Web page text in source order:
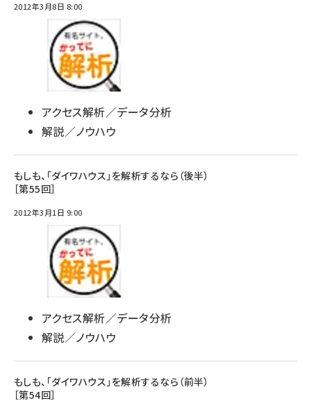
2012年3月8日 8:00
アクセス解析／データ分析
解説／ノウハウ
もしも、「ダイワハウス」を解析するなら（後半）
［第55回］
2012年3月1日 9:00
アクセス解析／データ分析
解説／ノウハウ
もしも、「ダイワハウス」を解析するなら（前半）
［第54回］